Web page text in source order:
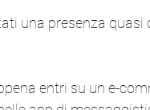
una presenza quasi
entri su un e-